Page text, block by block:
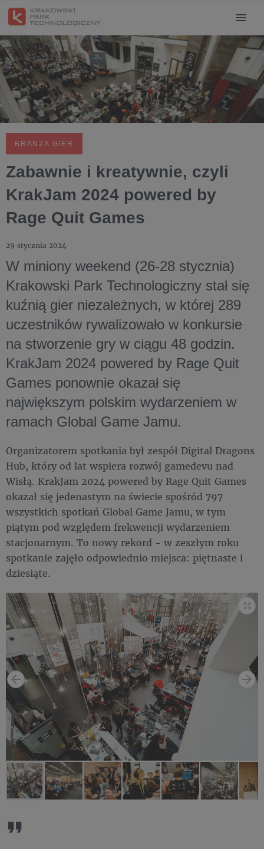
BRANŻA GIER
Zabawnie i kreatywnie, czyli
KrakJam 2024 powered by
Rage Quit Games
29 stycznia 2024
W miniony weekend (26-28 stycznia)
Krakowski Park Technologiczny stał się
kuźnią gier niezależnych, w której 289
uczestników rywalizowało w konkursie
na stworzenie gry w ciągu 48 godzin.
KrakJam 2024 powered by Rage Quit
Games ponownie okazał się
największym polskim wydarzeniem w
ramach Global Game Jamu.
Organizatorem spotkania był zespół Digital Dragons
Hub, który od lat wspiera rozwój gamedevu nad
Wisłą. KrakJam 2024 powered by Rage Quit Games
okazał się jedenastym na świecie spośród 797
wszystkich spotkań Global Game Jamu, w tym
piątym pod względem frekwencji wydarzeniem
stacjonarnym. To nowy rekord - w zeszłym roku
spotkanie zajęło odpowiednio miejsca: piętnaste i
dziesiąte.